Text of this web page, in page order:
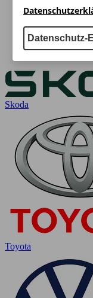
Skoda
Toyota
Datenschutz-